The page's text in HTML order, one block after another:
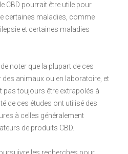
CBD pourrait être utile pour
certaines maladies, comme
et certaines maladies
noter que la plupart de ces
des animaux ou en laboratoire, et
pas toujours être extrapolés à
de ces études ont utilisé des
à celles généralement
de produits CBD.